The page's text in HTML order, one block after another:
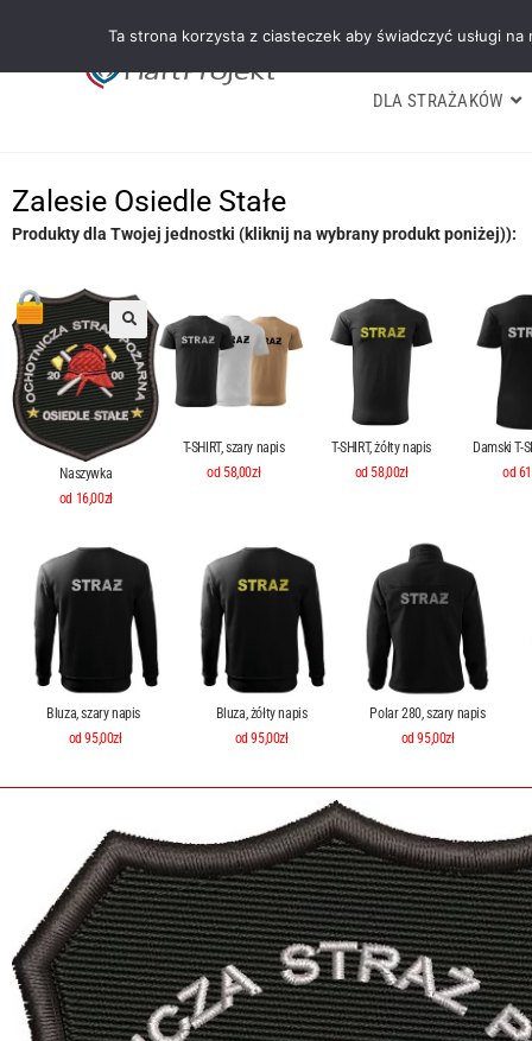
DLA STRAŻAKÓW
Zalesie Osiedle Stałe
Produkty dla Twojej jednostki (kliknij na wybrany produkt poniżej)):
Naszywka
od 16,00zł
T-SHIRT, szary napis
od 58,00zł
T-SHIRT, żółty napis
od 58,00zł
Damski T-
od
Bluza, szary napis
od 95,00zł
Bluza, żółty napis
od 95,00zł
Polar 280, szary napis
od 95,00zł
Ta strona korzysta z ciasteczek aby świadczyć usługi